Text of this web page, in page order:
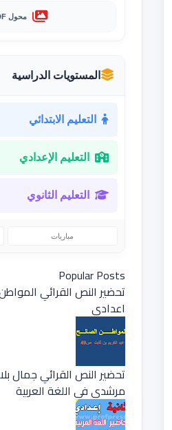
محول PDF إلى صور
المستويات الدراسية
التعليم الابتدائي
التعليم الإعدادي
التعليم الثانوي
مباريات
Popular Posts
تحضير النص القرائي المواطن
اعدادي
تحضير النص القرائي جمال
مرشدي في اللغة العربية